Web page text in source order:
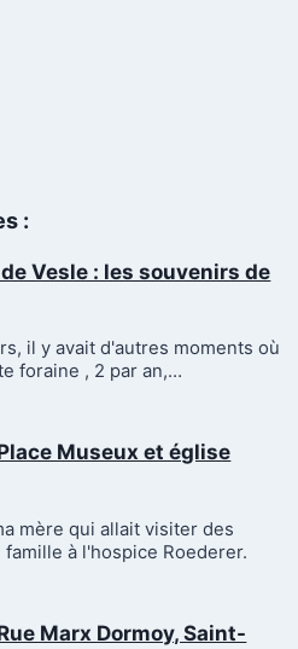
:
de Vesle : les souvenirs de
il y avait d'autres moments où
foraine , 2 par an,…
Museux et église
mère qui allait visiter des
à l'hospice Roederer.
Marx Dormoy, Saint-